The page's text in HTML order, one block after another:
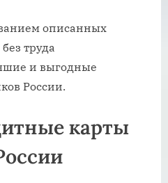
описанных
труда
и выгодные
России.
карты